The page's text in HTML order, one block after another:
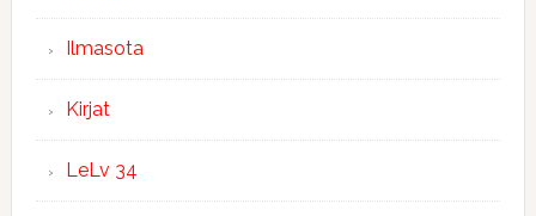
Ilmasota
Kirjat
LeLv 34